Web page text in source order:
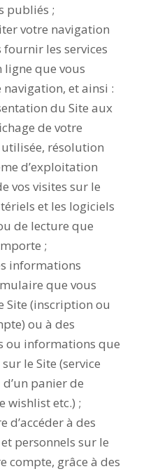
publiés ;
votre navigation
fournir les services
que vous
et ainsi :
du Site aux
de votre
résolution
d’exploitation
vos visites sur le
et les logiciels
de lecture que
;
informations
que vous
Site (inscription ou
ou à des
ou informations que
le Site (service
panier de
wishlist etc.) ;
d’accéder à des
personnels sur le
compte, grâce à des